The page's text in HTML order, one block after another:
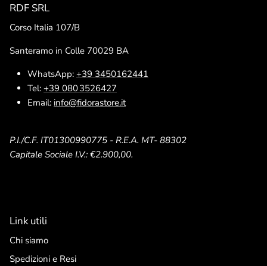
RDF SRL
Corso Italia 107/B
Santeramo in Colle 70029 BA
WhatsApp: +39 3450162441
Tel: +39 080 3526427
Email: info@fidorastore.it
P.I./C.F. IT01300990775 - R.E.A. MT- 88302
Capitale Sociale I.V.: €2.900,00.
Link utili
Chi siamo
Spedizioni e Resi